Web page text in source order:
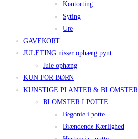
Kontorting
Syting
Ure
GAVEKORT
JULETING nisser ophæng pynt
Jule ophæng
KUN FOR BØRN
KUNSTIGE PLANTER & BLOMSTER
BLOMSTER I POTTE
Begonie i potte
Brændende Kærlighed